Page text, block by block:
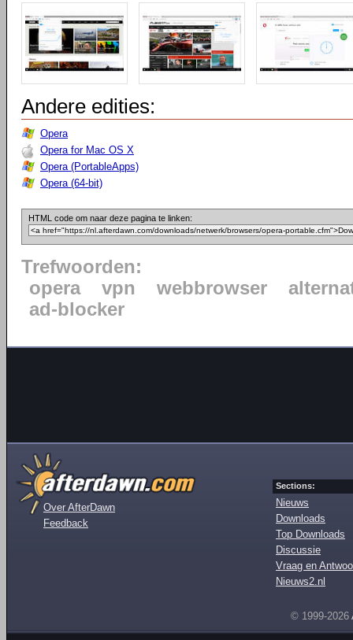
Andere edities:
Opera
Opera for Mac OS X
Opera (PortableApps)
Opera (64-bit)
HTML code om naar deze pagina te linken:
Trefwoorden:
opera
vpn webbrowser
ad-blocker
Over AfterDawn
Feedback
Sections:
Nieuws
Downloads
Top Downloads
Discussie
Vraag en
Nieuws2.nl
© 1999-2026